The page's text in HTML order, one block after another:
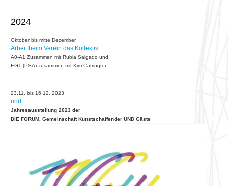
2024
Oktober bis mitte Dezember
Arbeit beim Verein das Kollektiv
A0-A1 Zusammen mit Rubia Salgado und
EGT (PSA) zusammen mit Kim Carrington
23.11. bis 16.12. 2023
und
Jahresausstellung 2023 der
DIE FORUM, GemeinschaftKunstschaffender UND Gäste